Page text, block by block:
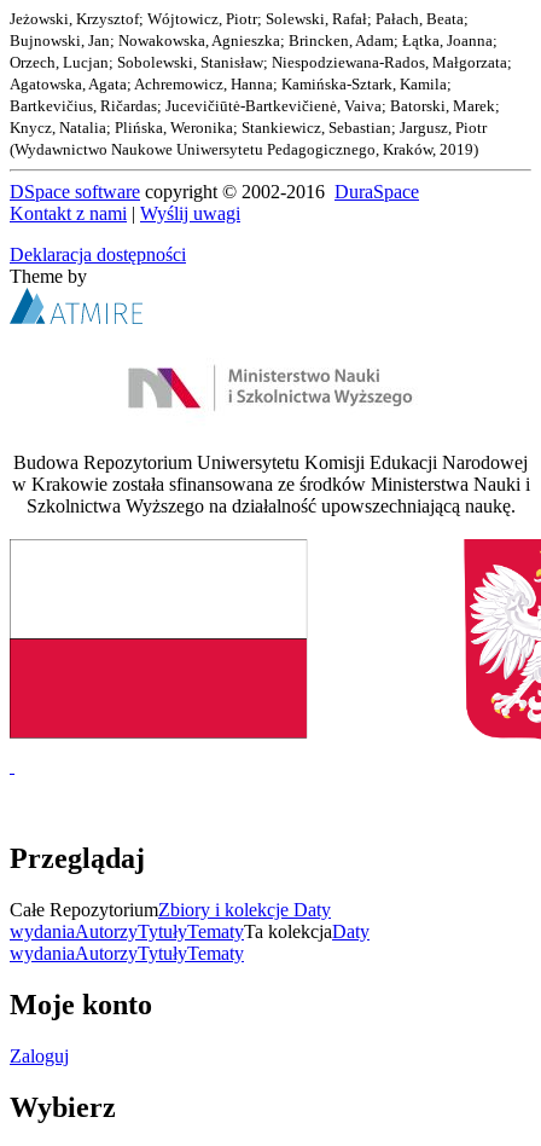
Jeżowski, Krzysztof; Wójtowicz, Piotr; Solewski, Rafał; Pałach, Beata;
Bujnowski, Jan; Nowakowska, Agnieszka; Brincken, Adam; Łątka, Joanna;
Orzech, Lucjan; Sobolewski, Stanisław; Niespodziewana-Rados, Małgorzata;
Agatowska, Agata; Achremowicz, Hanna; Kamińska-Sztark, Kamila;
Bartkevičius, Ričardas; Jucevičiūtė-Bartkevičienė, Vaiva; Batorski, Marek;
Knycz, Natalia; Plińska, Weronika; Stankiewicz, Sebastian; Jargusz, Piotr
(Wydawnictwo Naukowe Uniwersytetu Pedagogicznego, Kraków, 2019)
DSpace software copyright © 2002-2016 DuraSpace
Kontakt z nami | Wyślij uwagi
Deklaracja dostępności
Theme by
Budowa Repozytorium Uniwersytetu Komisji Edukacji Narodowej
w Krakowie została sfinansowana ze środków Ministerstwa Nauki i
Szkolnictwa Wyższego na działalność upowszechniającą naukę.
Przeglądaj
Całe RepozytoriumZbiory i kolekcje Daty
wydaniaAutorzyTytułyTematyTa kolekcjaDaty
wydaniaAutorzyTytułyTematy
Moje konto
Zaloguj
Wybierz